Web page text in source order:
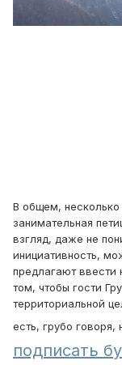
В общем, несколько
занимательная
взгляд, даже не
инициативность,
предлагают ввести
том, чтобы гости
территориальной
есть, грубо говоря,
подписать